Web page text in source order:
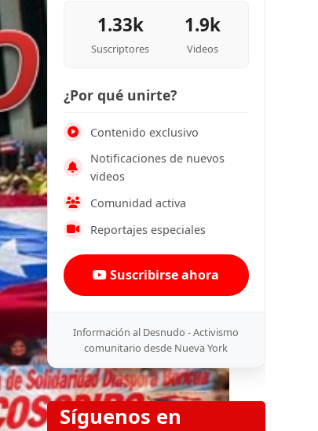
1.33k
Suscriptores
1.9k
Videos
¿Por qué unirte?
Contenido exclusivo
Notificaciones de nuevos
videos
Comunidad activa
Reportajes especiales
Suscribirse ahora
Información al Desnudo - Activismo
comunitario desde Nueva York
Síguenos en